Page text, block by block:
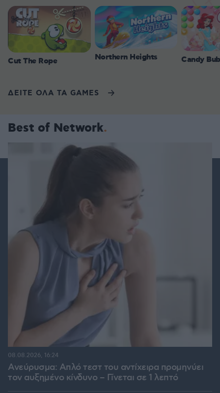
Cut The Rope Northern Heights Candy
ΔΕΙΤΕ ΟΛΑ ΤΑ GAMES
Best of Network
Ανεύρυσμα: Απλό τεστ του αντίχειρα προμηνύει
τον αυξημένο κίνδυνο – Γίνεται σε 1 λεπτό
08.08.2026, 16:24